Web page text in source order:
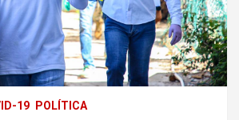
19 POLÍTICA